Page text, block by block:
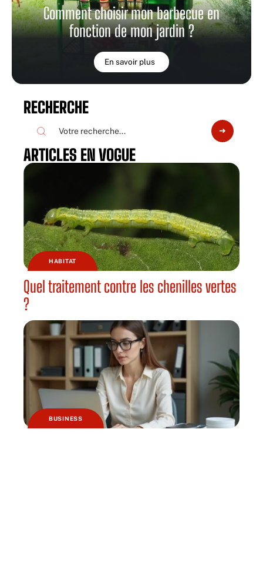
Comment choisir mon barbecue en
fonction de mon jardin ?
En savoir plus
RECHERCHE
ARTICLES EN VOGUE
HABITAT
Quel traitement contre les chenilles vertes
?
BUSINESS